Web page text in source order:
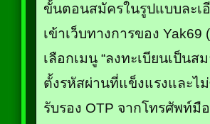
ขั้นตอนสมัครในรูปแบบละเ
เข้าเว็บทางการของ
เลือกเมนู “ลงทะเบียนเป็น
ตั้งรหัสผ่านที่แข็งแรงและ
รับรอง OTP จากโทรศัพท์มื